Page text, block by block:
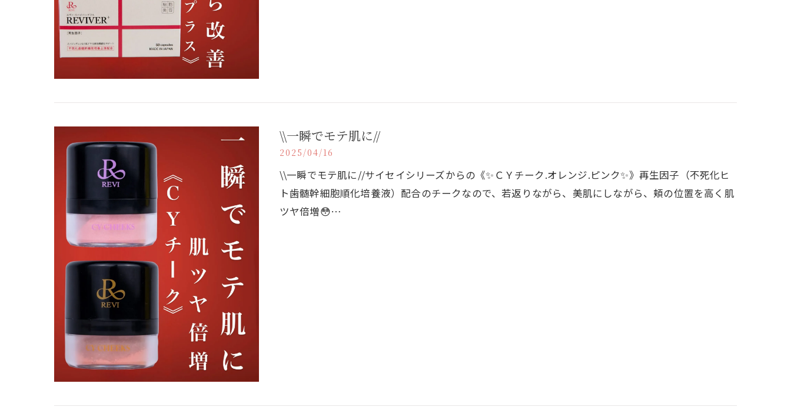
\\一瞬でモテ肌に//
2025/04/16
\\一瞬でモテ肌に//サイセイシリーズからの《✨ＣＹチーク.オレンジ.ピンク✨》再生因子（不死化ヒ
ト歯髄幹細胞順化培養液）配合のチークなので、若返りながら、美肌にしながら、頬の位置を高く肌
ツヤ倍増😳…